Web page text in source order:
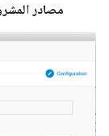
مصادر